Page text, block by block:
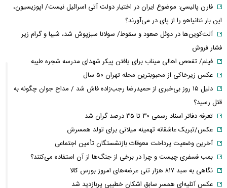
فارن پالیسی: موضوع ایران در اختیار دولت آتی اسرائیل نیست/ اپوزیسیون،
این بار نتانیاهو را از پای در می‌آورند؟
آلت‌کوین‌ها در دوئل صعود و سقوط/ سولانا سبزپوش شد، شیبا و گرام زیر
فشار فروش
فیلم/ تفحص اهالی میناب برای یافتن پیکر شهدای مدرسه شجره طیبه
عکس زیرخاکی از محبوبترین محله تهران ۵۰ سال
دلیل ۱۵ روز بی‌خبری از حمیدرضا رجب‌زاده فاش شد / مداح جوان چگونه به
قتل رسید؟
تعرفه دفاتر اسناد رسمی ۳۰ تا ۳۵ درصد گران شد
عکس/تبریک عاشقانه تهمینه میلانی برای تولد همسرش
آخرین وضعیت پرداخت معوقات بازنشستگان تأمین اجتماعی
بمب فسفری چیست و چرا در برخی از جنگ‌ها از آن استفاده می‌کنند؟
نگاهی به سبد ۸۱۷ هزار تنی عرضه‌های امروز بورس کالا
عکس آتلیه‌ای همسر سابق اشکان خطیبی پربازدید شد